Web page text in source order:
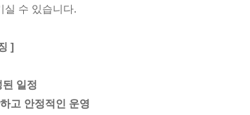
실 수 있습니다.
]
된 일정
고 안정적인 운영